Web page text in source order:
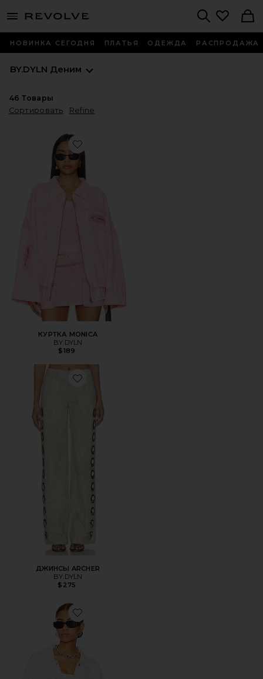
menu - shows more content
НОВИНКА СЕГОДНЯ ПЛАТЬЯ ОДЕЖДА РАСПРОДАЖА
BY.DYLN Деним
46 Товары
Сортировать
Refine
Favorite КУРТКА MONICA
КУРТКА MONICA
BY.DYLN
$189
Favorite ДЖИНСЫ ARCHER
ДЖИНСЫ ARCHER
BY.DYLN
$275
Favorite КУРТКА COOPER